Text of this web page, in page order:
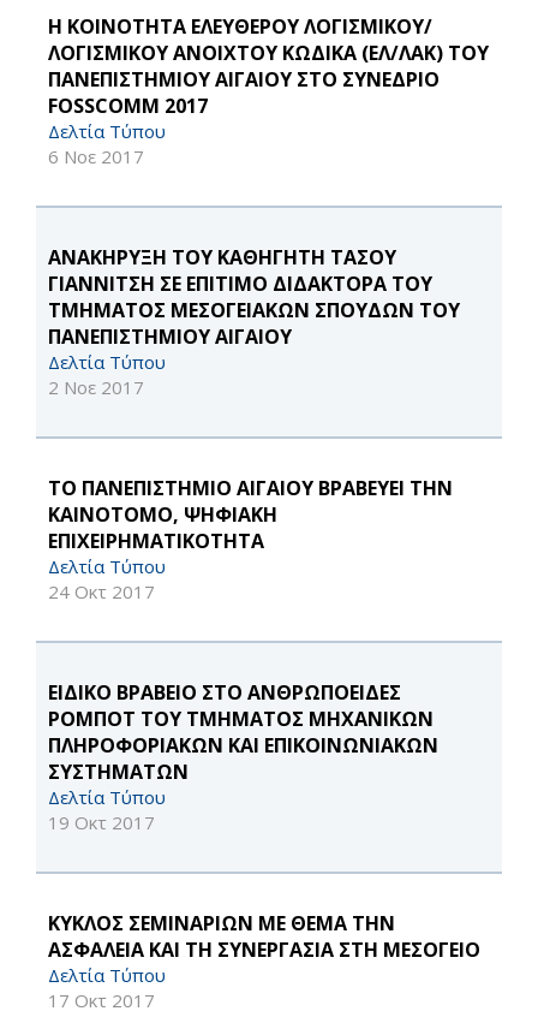
Η ΚΟΙΝΟΤΗΤΑ ΕΛΕΥΘΕΡΟΥ ΛΟΓΙΣΜΙΚΟΥ/
ΛΟΓΙΣΜΙΚΟΥ ΑΝΟΙΧΤΟΥ ΚΩΔΙΚΑ (ΕΛ/ΛΑΚ) ΤΟΥ
ΠΑΝΕΠΙΣΤΗΜΙΟΥ ΑΙΓΑΙΟΥ ΣΤΟ ΣΥΝΕΔΡΙΟ
FOSSCOMM 2017
Δελτία Τύπου
6 Νοε 2017
ΑΝΑΚΗΡΥΞΗ ΤΟΥ ΚΑΘΗΓΗΤΗ ΤΑΣΟΥ
ΓΙΑΝΝΙΤΣΗ ΣΕ ΕΠΙΤΙΜΟ ΔΙΔΑΚΤΟΡΑ ΤΟΥ
ΤΜΗΜΑΤΟΣ ΜΕΣΟΓΕΙΑΚΩΝ ΣΠΟΥΔΩΝ ΤΟΥ
ΠΑΝΕΠΙΣΤΗΜΙΟΥ ΑΙΓΑΙΟΥ
Δελτία Τύπου
2 Νοε 2017
TO ΠΑΝΕΠΙΣΤΗΜΙΟ ΑΙΓΑΙΟΥ ΒΡΑΒΕΥΕΙ ΤΗΝ
ΚΑΙΝΟΤΟΜΟ, ΨΗΦΙΑΚΗ
ΕΠΙΧΕΙΡΗΜΑΤΙΚΟΤΗΤΑ
Δελτία Τύπου
24 Οκτ 2017
EΙΔΙΚΟ ΒΡΑΒΕΙΟ ΣΤΟ ΑΝΘΡΩΠΟΕΙΔΕΣ
ΡΟΜΠΟΤ ΤΟΥ ΤΜΗΜΑΤΟΣ ΜΗΧΑΝΙΚΩΝ
ΠΛΗΡΟΦΟΡΙΑΚΩΝ ΚΑΙ ΕΠΙΚΟΙΝΩΝΙΑΚΩΝ
ΣΥΣΤΗΜΑΤΩΝ
Δελτία Τύπου
19 Οκτ 2017
ΚΥΚΛΟΣ ΣΕΜΙΝΑΡΙΩΝ ΜΕ ΘΕΜΑ ΤΗΝ
ΑΣΦΑΛΕΙΑ ΚΑΙ ΤΗ ΣΥΝΕΡΓΑΣΙΑ ΣΤΗ ΜΕΣΟΓΕΙΟ
Δελτία Τύπου
17 Οκτ 2017